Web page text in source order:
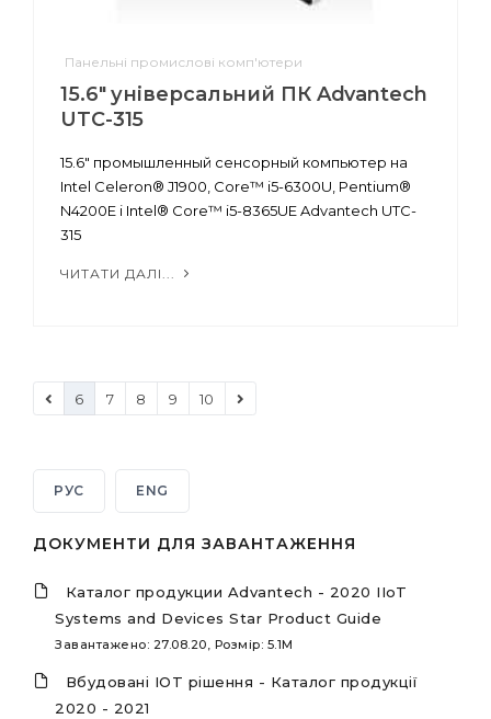
Панельні промислові комп'ютери
15.6" універсальний ПК Advantech
UTC-315
15.6" промышленный сенсорный компьютер на
Intel Celeron® J1900, Core™ i5-6300U, Pentium®
N4200E і Intel® Core™ i5-8365UE Advantech UTC-
315
ЧИТАТИ ДАЛІ...
6 7 8 9 10
РУС ENG
ДОКУМЕНТИ ДЛЯ ЗАВАНТАЖЕННЯ
Каталог продукции Advantech - 2020 IIoT
Systems and Devices Star Product Guide
Завантажено: 27.08.20, Розмір: 5.1M
Вбудовані IOT рішення - Каталог продукції
2020 - 2021